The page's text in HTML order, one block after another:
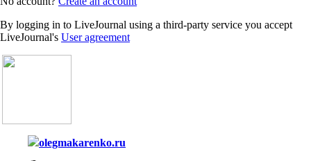
By logging in to LiveJournal using a third-party service you accept
LiveJournal's User agreement
olegmakarenko.ru